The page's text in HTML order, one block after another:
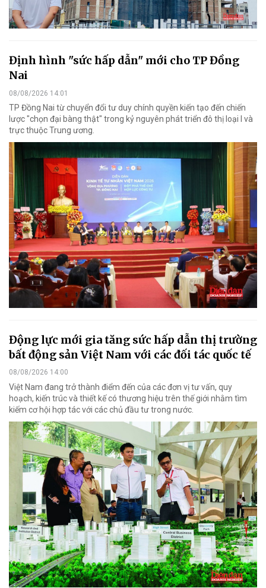
Định hình "sức hấp dẫn" mới cho TP Đồng
Nai
08/08/2026 14:01
TP Đồng Nai từ chuyển đổi tư duy chính quyền kiến tạo đến chiến
lược "chọn đại bàng thật" trong kỷ nguyên phát triển đô thị loại I và
trực thuộc Trung ương.
Động lực mới gia tăng sức hấp dẫn thị trường
bất động sản Việt Nam với các đối tác quốc tế
08/08/2026 14:00
Việt Nam đang trở thành điểm đến của các đơn vị tư vấn, quy
hoạch, kiến trúc và thiết kế có thương hiệu trên thế giới nhằm tìm
kiếm cơ hội hợp tác với các chủ đầu tư trong nước.